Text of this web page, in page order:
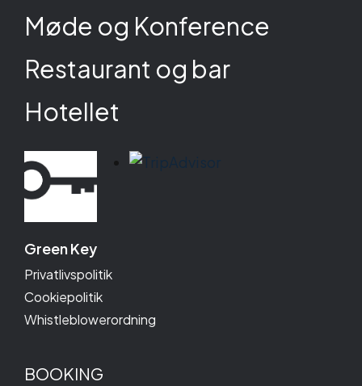
Møde og Konference
Restaurant og bar
Hotellet
Green Key
Privatlivspolitik
Cookiepolitik
Whistleblowerordning
BOOKING